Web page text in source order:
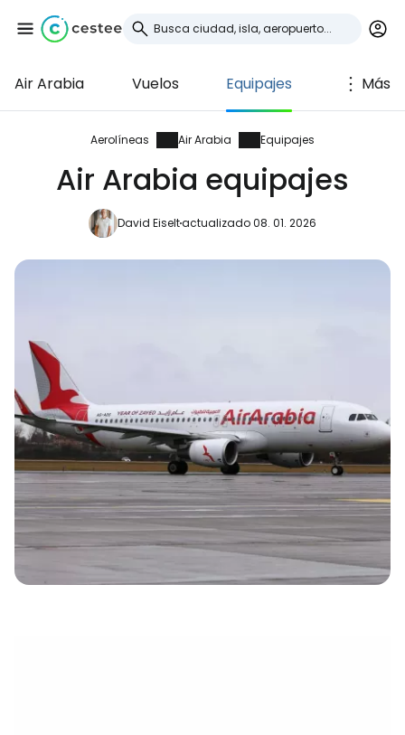
Air Arabia Vuelos Equipajes Más
Aerolíneas Air Arabia Equipajes
Air Arabia equipajes
David Eiseltactualizado 08. 01. 2026
Iniciar sesión en
Cestee
... la comunidad mundial de viajeros